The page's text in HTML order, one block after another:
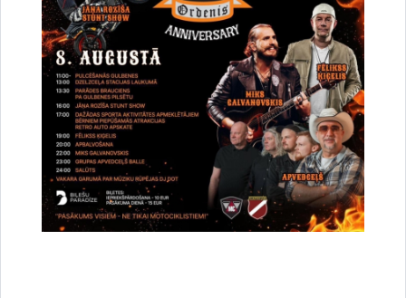
Lejupielādēt:
Zemes robežu plāns
Drukāt lapu
Dalīties